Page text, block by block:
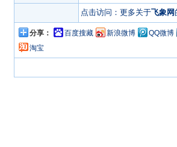
点击访问：更多关于飞象网
分享： 百度搜藏 新浪微博 QQ微博
淘宝